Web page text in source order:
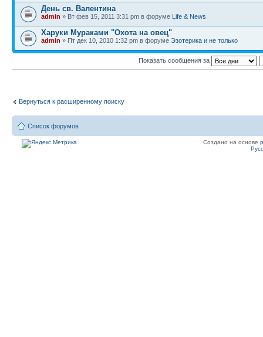
День св. Валентина
admin » Вт фев 15, 2011 3:31 pm в форуме Life & News
Харуки Мураками "Охота на овец"
admin » Пт дек 10, 2010 1:32 pm в форуме Эзотерика и не только
Показать сообщения за
Вернуться к расширенному поиску
Список форумов
Создано на основе